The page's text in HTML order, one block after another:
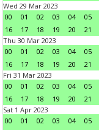
Wed 29 Mar 2023
00
01 02 03 04 05
16
17 18 19 20 21
Thu 30 Mar 2023
00
01 02 03 04 05
16
17 18 19 20 21
Fri 31 Mar 2023
00
01 02 03 04 05
16
17 18 19 20 21
Sat 1 Apr 2023
00
01 02 03 04 05